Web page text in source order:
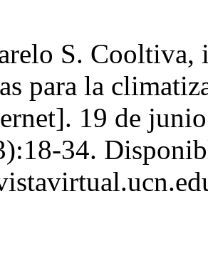
S. Cooltiva,
para la
19 de
34.